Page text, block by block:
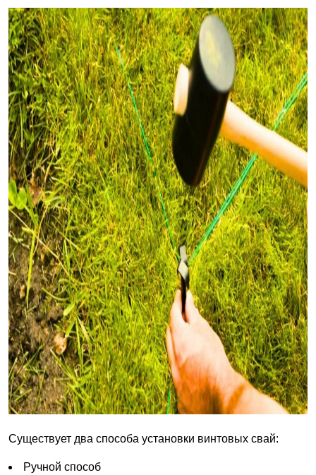
Существует два способа установки винтовых свай:
Ручной способ